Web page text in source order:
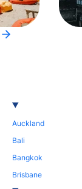
Auckland
Bali
Bangkok
Brisbane